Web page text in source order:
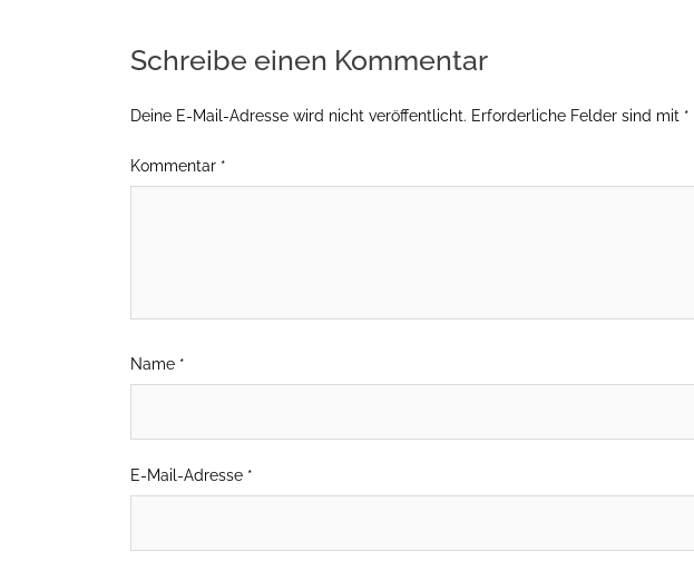
Schreibe einen Kommentar
Deine E-Mail-Adresse wird nicht veröffentlicht. Erforderliche Felder sind mit *
Kommentar *
Name *
E-Mail-Adresse *